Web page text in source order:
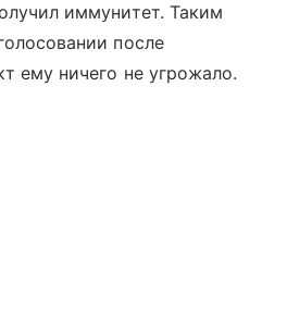
иммунитет. Таким
после
ему ничего не угрожало.